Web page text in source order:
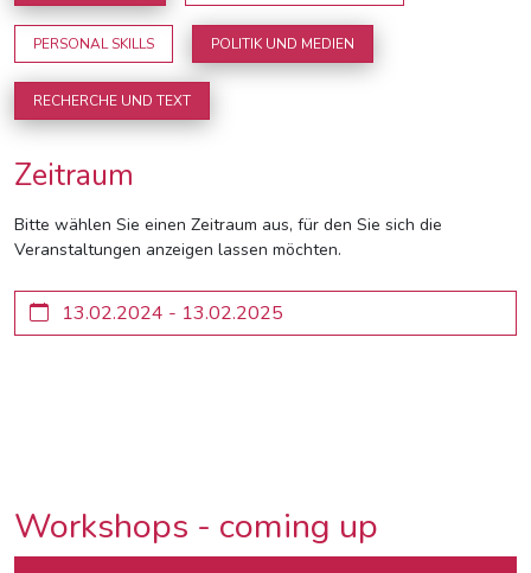
PERSONAL SKILLS POLITIK UND MEDIEN
RECHERCHE UND TEXT
Zeitraum
Bitte wählen Sie einen Zeitraum aus, für den Sie sich die
Veranstaltungen anzeigen lassen möchten.
Workshops - coming up